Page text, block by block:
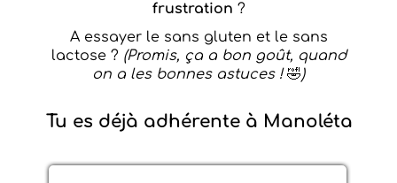
frustration ?
A essayer le sans gluten et le sans
lactose ? (Promis, ça a bon goût, quand
on a les bonnes astuces !🤣)
Tu es déjà adhérente à Manoléta